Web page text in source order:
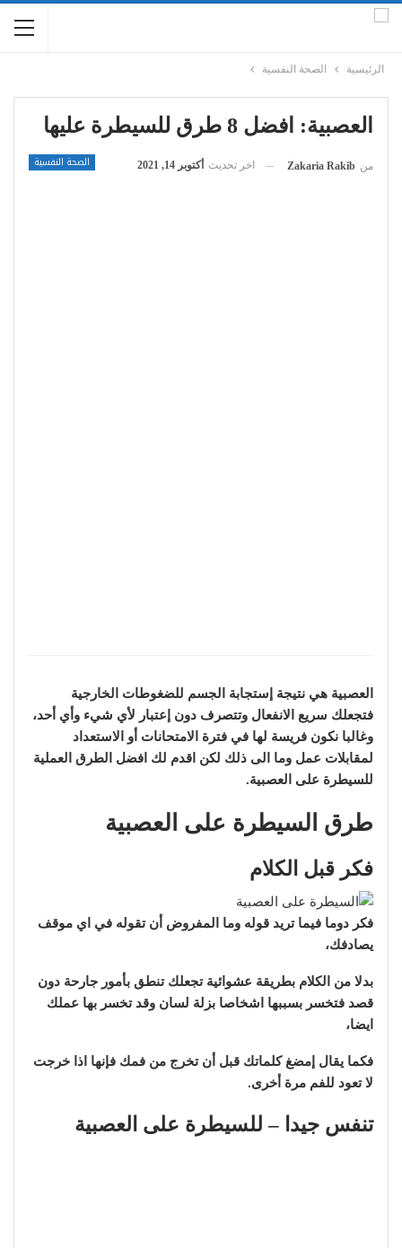
الرئيسية الصحة النفسية
العصبية: افضل 8 طرق للسيطرة عليها
الصحة النفسية من Zakaria Rakib اخر تحديث أكتوبر 14, 2021
العصبية هي نتيجة إستجابة الجسم للضغوطات الخارجية
فتجعلك سريع الانفعال وتتصرف دون إعتبار لأي شيء وأي أحد،
وغالبا نكون فريسة لها في فترة الامتحانات أو الاستعداد
لمقابلات عمل وما الى ذلك لكن اقدم لك افضل الطرق العملية
للسيطرة على العصبية.
طرق السيطرة على العصبية
فكر قبل الكلام
فكر دوما فيما تريد قوله وما المفروض أن تقوله في اي موقف
يصادفك،
بدلا من الكلام بطريقة عشوائية تجعلك تنطق بأمور جارحة دون
قصد فتخسر بسببها اشخاصا بزلة لسان وقد تخسر بها عملك
ايضا،
فكما يقال إمضغ كلماتك قبل أن تخرج من فمك فإنها اذا خرجت
لا تعود للفم مرة أخرى.
تنفس جيدا – للسيطرة على العصبية